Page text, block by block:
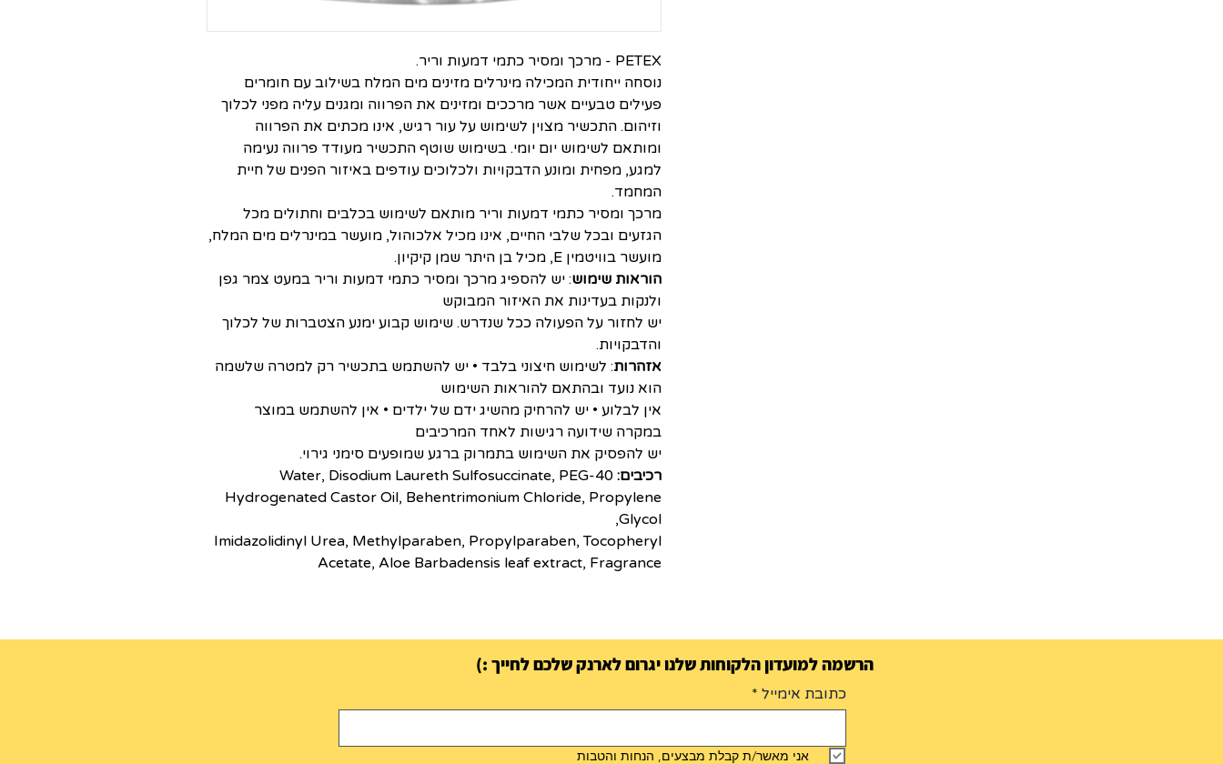
PETEX - מרכך ומסיר כתמי דמעות וריר.
נוסחה ייחודית המכילה מינרלים מזינים מים המלח בשילוב עם חומרים
פעילים טבעיים אשר מרככים ומזינים את הפרווה ומגנים עליה מפני לכלוך
וזיהום. התכשיר מצוין לשימוש על עור רגיש, אינו מכתים את הפרווה
ומותאם לשימוש יום יומי. בשימוש שוטף התכשיר מעודד פרווה נעימה
למגע, מפחית ומונע הדבקויות ולכלוכים עודפים באיזור הפנים של חיית
המחמד.
מרכך ומסיר כתמי דמעות וריר מותאם לשימוש בכלבים וחתולים מכל
הגזעים ובכל שלבי החיים, אינו מכיל אלכוהול, מועשר במינרלים מים המלח,
מועשר בוויטמין E, מכיל בן היתר שמן קיקיון.
הוראות שימוש: יש להספיג מרכך ומסיר כתמי דמעות וריר במעט צמר גפן
ולנקות בעדינות את האיזור המבוקש
יש לחזור על הפעולה ככל שנדרש. שימוש קבוע ימנע הצטברות של לכלוך
והדבקויות.
אזהרות: לשימוש חיצוני בלבד • יש להשתמש בתכשיר רק למטרה שלשמה
הוא נועד ובהתאם להוראות השימוש
אין לבלוע • יש להרחיק מהשיג ידם של ילדים • אין להשתמש במוצר
במקרה שידועה רגישות לאחד המרכיבים
יש להפסיק את השימוש בתמרוק ברגע שמופעים סימני גירוי.
רכיבים: Water, Disodium Laureth Sulfosuccinate, PEG-40
Hydrogenated Castor Oil, Behentrimonium Chloride, Propylene
Glycol,
Imidazolidinyl Urea, Methylparaben, Propylparaben, Tocopheryl
Acetate, Aloe Barbadensis leaf extract, Fragrance
הרשמה למועדון הלקוחות שלנו יגרום לארנק שלכם לחייך :)
כתובת אימייל
אני מאשר/ת קבלת מבצעים, הנחות והטבות